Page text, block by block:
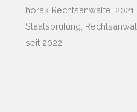
horak Rechtsanwälte;
Staatsprüfung;
seit 2022.